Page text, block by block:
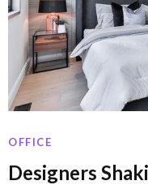
OFFICE
Designers